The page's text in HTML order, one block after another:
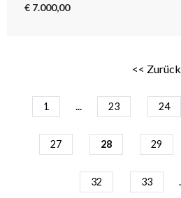
€ 7.000,00
<< Zurück
1 23 24
27 28 29
32 33